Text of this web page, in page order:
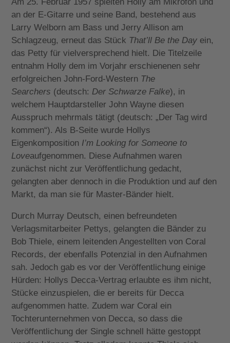
an der E-Gitarre und seine Band, bestehend aus
Larry Welborn am Bass und Jerry Allison am
Schlagzeug, erneut das Stück That’ll Be the Day ein,
das Petty für vielversprechend hielt. Die Titelzeile
entnahm Holly dem im Vorjahr erschienenen sehr
erfolgreichen John-Ford-Western The
Searchers (deutsch: Der Schwarze Falke), in
welchem Hauptdarsteller John Wayne diesen
Ausspruch mehrmals tätigt (deutsch: „Der Tag wird
kommen“). Als B-Seite wurde Hollys
Eigenkomposition I’m Looking for Someone to
Loveaufgenommen. Diese Aufnahmen waren
zunächst nicht zur Veröffentlichung gedacht,
gelangten aber dennoch in die Produktion und auf den
Markt, da man sie für Master-Bänder hielt.
Durch Murray Deutsch, einen befreundeten
Verlagsmitarbeiter Pettys, gelangten die Bänder zu
Bob Thiele, einem leitenden Angestellten von Coral
Records, der ebenfalls Potenzial in den Aufnahmen
sah. Jedoch gab es vor der Veröffentlichung einige
Hürden: Hollys Decca-Vertrag erlaubte es ihm nicht,
Stücke einzuspielen, die er bereits für Decca
aufgenommen hatte. Zudem war Coral ein
Tochterunternehmen von Decca, so dass die
Veröffentlichung der Single schnell hätte gestoppt